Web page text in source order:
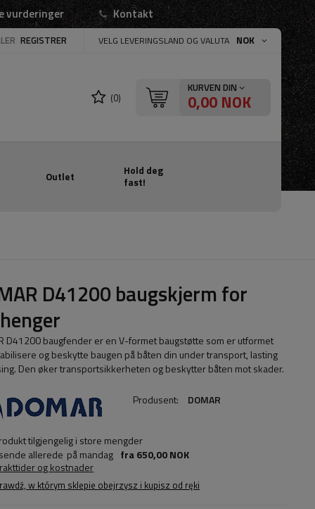
vurderinger Kontakt
REGISTRER VELG LEVERINGSLAND OG VALUTA NOK
(0)
KURVEN DIN
0,00 NOK
Outlet
Hold deg
fast!
D41200 baugskjerm for
D41200 baugfender er en V-formet baugstøtte som er utformet
og beskytte baugen på båten din under transport, lasting
Den øker transportsikkerheten og beskytter båten mot skader.
Produsent: DOMAR
tilgjengelig i store mengder
allerede på mandag fra650,00 NOK
og kostnader
w którym sklepie obejrzysz i kupisz od ręki